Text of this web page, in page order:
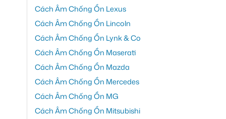
Cách Âm Chống Ồn Lexus
Cách Âm Chống Ồn Lincoln
Cách Âm Chống Ồn Lynk & Co
Cách Âm Chống Ồn Maserati
Cách Âm Chống Ồn Mazda
Cách Âm Chống Ồn Mercedes
Cách Âm Chống Ồn MG
Cách Âm Chống Ồn Mitsubishi